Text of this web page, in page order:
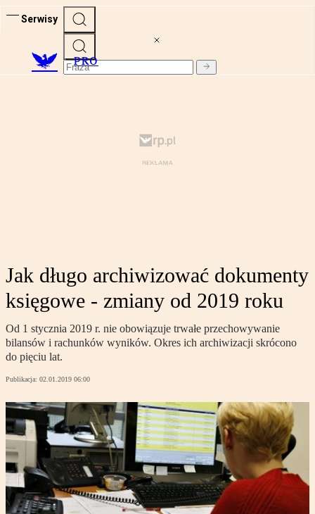
Serwisy
PRO
Jak długo archiwizować dokumenty
księgowe - zmiany od 2019 roku
Od 1 stycznia 2019 r. nie obowiązuje trwałe przechowywanie
bilansów i rachunków wyników. Okres ich archiwizacji skrócono
do pięciu lat.
Publikacja: 02.01.2019 06:00